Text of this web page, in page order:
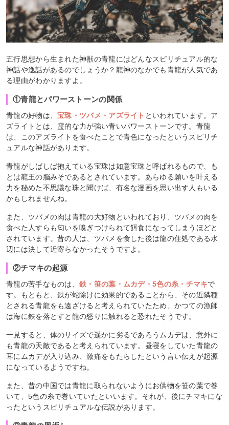
五行思想から生まれた神獣の青龍にはどんなスピリチュアル的な
神話や逸話があるのでしょうか？龍神のなかでも青龍が人気であ
る理由がわかりますよ。
①青龍とパワーストーンの関係
青龍の好物は、宝珠・ツバメ・アズライト といわれています。ア
ズライトとは、霊的な力が強い青いパワーストーンです。青龍
は、このアズライトを食べたことで青色になったというスピリチ
ュアルな神話があります。
青龍がしばしば抱えている宝珠は如意宝珠と呼ばれるもので、も
とは龍王の脳みそであるとされています。あらゆる願いを叶える
力を秘めた不思議な珠と聞けば、有名な漫画を思い出す人もいる
かもしれませんね。
また、ツバメの肉は青龍の大好物といわれており、ツバメの肉を
食べた人すらも匂いを嗅ぎつけられて餌食になってしまうほどと
されています。昔の人は、ツバメを食した後は龍の住処である水
辺には決して近寄らなかったそうですよ。
②チマキの起源
青龍の苦手なものは、 鉄・笹の葉・ムカデ・5色の糸・チマキで
す。もともと、鉄が蛇除けに効果的であることから、その近隣種
とされる青龍をも遠ざけると考えられていたため、かつての漁師
は海に鉄を落とすと龍の怒りに触れると恐れたそうです。
一見すると、体のサイズで遥かに劣るであろうムカデは、意外に
も青龍の天敵であると考えられています。昼寝をしていた青龍の
耳にムカデが入り込み、激痛をもたらしたという言い伝えが起源
になっているようですね。
また、昔の中国では青龍に取られないようにお供物を笹の葉で巻
いて、5色の糸で巻いていたといいます。それが、後にチマキにな
ったというスピリチュアルな伝説があります。